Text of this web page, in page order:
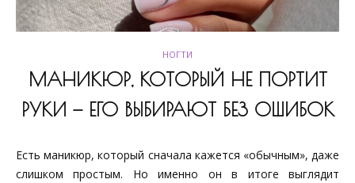
НОГТИ
МАНИКЮР, КОТОРЫЙ НЕ ПОРТИТ
РУКИ — ЕГО ВЫБИРАЮТ БЕЗ ОШИБОК
Есть маникюр, который сначала кажется «обычным», даже
слишком простым. Но именно он в итоге выглядит